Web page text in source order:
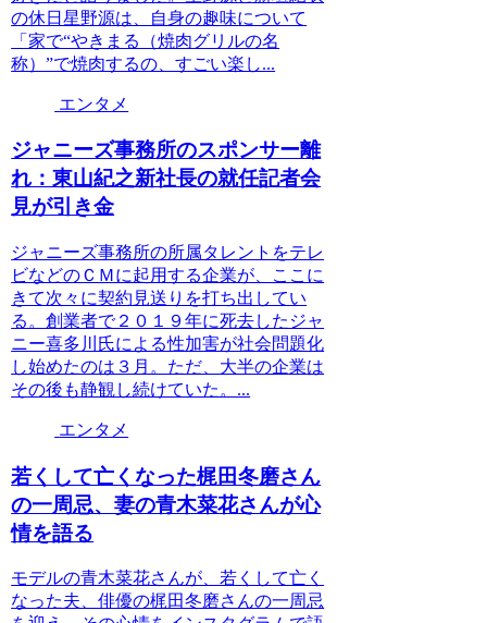
の休日星野源は、自身の趣味について
「家で“やきまる（焼肉グリルの名
称）”で焼肉するの、すごい楽し...
エンタメ
ジャニーズ事務所のスポンサー離
れ：東山紀之新社長の就任記者会
見が引き金
ジャニーズ事務所の所属タレントをテレ
ビなどのＣＭに起用する企業が、ここに
きて次々に契約見送りを打ち出してい
る。創業者で２０１９年に死去したジャ
ニー喜多川氏による性加害が社会問題化
し始めたのは３月。ただ、大半の企業は
その後も静観し続けていた。...
エンタメ
若くして亡くなった梶田冬磨さん
の一周忌、妻の青木菜花さんが心
情を語る
モデルの青木菜花さんが、若くして亡く
なった夫、俳優の梶田冬磨さんの一周忌